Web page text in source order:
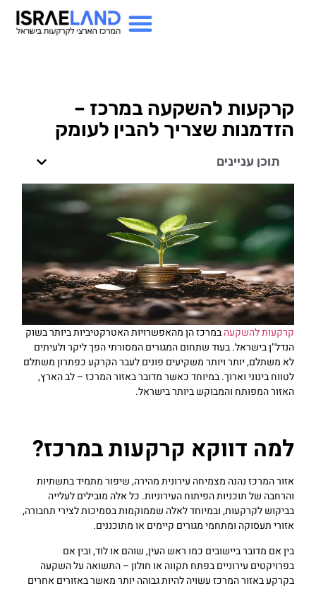
קרקעות להשקעה במרכז –
הזדמנות שצריך להבין לעומק
תוכן עניינים
קרקעות להשקעהבמרכז הן מהאפשרויות האטרקטיביות ביותר בשוק
הנדל"ן בישראל. בעוד שתחום המגורים המסורתי הפך ליקר ולעיתים
לא משתלם, יותר ויותר משקיעים פונים לעבר הקרקע כפתרון משתלם
לטווח בינוני וארוך. במיוחד כאשר מדובר באזור המרכז – לב הארץ,
האזור המפותח והמבוקש ביותר בישראל.
למה דווקא קרקעות במרכז?
אזור המרכז נהנה מצמיחה עירונית מהירה, שיפור מתמיד בתשתיות
והרחבה של תוכניות הפיתוח העירוניות. כל אלה מובילים לעלייה
בביקוש לקרקעות, ובמיוחד לאלה שממוקמות בסמיכות לצירי תחבורה,
אזורי תעסוקה ומתחמי מגורים קיימים או מתוכננים.
בין אם מדובר ביישובים כמו ראש העין, שוהם או לוד, ובין אם
בפרויקטים עירוניים בפתח תקווה או חולון – התשואה על השקעה
בקרקע באזור המרכז עשויה להיות גבוהה יותר מאשר באזורים אחרים